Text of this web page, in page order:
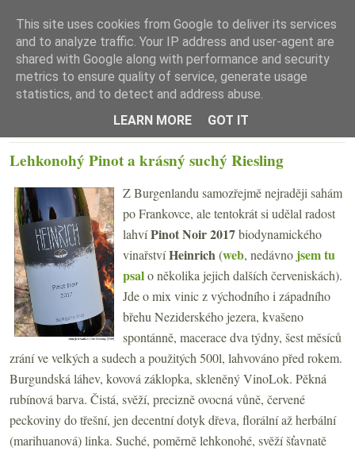
☰ Menu
Lehkonohý Pinot a krásný suchý Riesling
Z Burgenlandu samozřejmě nejraději sahám
po Frankovce, ale tentokrát si udělal radost
lahvíPinot Noir 2017biodynamického
vinařstvíHeinrich(web, nedávno jsem tu
psalo několika jejich dalších červeniskách).
Jde o mix vinic z východního i západního
břehu Neziderského jezera, kvašeno
spontánně, macerace dva týdny, šest měsíců
zrání ve velkých a sudech a použitých 500l, lahvováno před rokem.
Burgundská láhev, kovová záklopka, skleněný VinoLok. Pěkná
rubínová barva. Čistá, svěží, precizně ovocná vůně, červené
peckoviny do třešní, jen decentní dotyk dřeva, florální až herbální
(marihuanová) linka. Suché, poměrně lehkonohé, svěží šťavnatě
This site uses cookies from Google to deliver its services
and to analyze traffic. Your IP address and user-agent are
shared with Google along with performance and security
metrics to ensure quality of service, generate usage
statistics, and to detect and address abuse.
LEARN MORE
GOT IT